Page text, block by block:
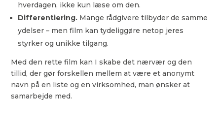
hverdagen, ikke kun læse om den.
Differentiering. Mange rådgivere tilbyder de samme
ydelser – men film kan tydeliggøre netop jeres
styrker og unikke tilgang.
Med den rette film kan I skabe det nærvær og den
tillid, der gør forskellen mellem at være et anonymt
navn på en liste og en virksomhed, man ønsker at
samarbejde med.